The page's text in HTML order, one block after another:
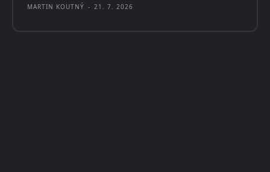
MARTIN KOUTNÝ - 21. 7. 2026